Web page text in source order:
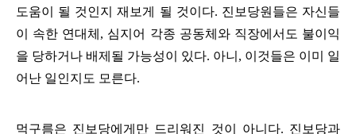
도움이 될 것인지 재보게 될 것이다. 진보당원들은 자신들
이 속한 연대체 , 심지어 각종 공동체와 직장에서도 불이익
을 당하거나 배제될 가능성이 있다. 아니 , 이것들은 이미 일
어난 일인지도 모른다.
먹구름은 진보당에게만 드리워진 것이 아니다. 진보당과